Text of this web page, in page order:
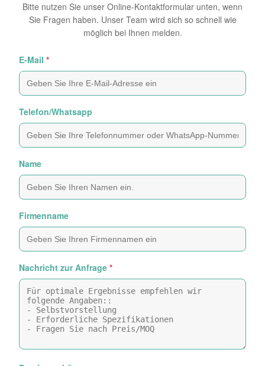
Bitte nutzen Sie unser Online-Kontaktformular unten, wenn
Sie Fragen haben. Unser Team wird sich so schnell wie
möglich bei Ihnen melden.
E-Mail *
Telefon/Whatsapp
Name
Firmenname
Nachricht zur Anfrage *